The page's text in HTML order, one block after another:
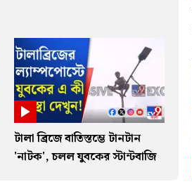
টালা ব্রিজে বাতিস্তম্ভে টানটান
'নাটক', চলল যুবকের স্টান্টবাজি